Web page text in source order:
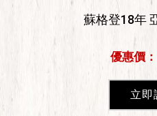
蘇格登18年
優惠價
立即